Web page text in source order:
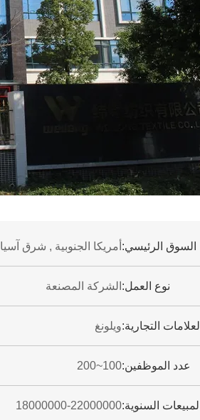
السوق الرئيسي: أمريكا الجنوبية , شرق
نوع العمل: الشركة المصنعة
العلامات التجارية:ويلونغ
عدد الموظفين:100~200
المبيعات السنوية:18000000-22000000